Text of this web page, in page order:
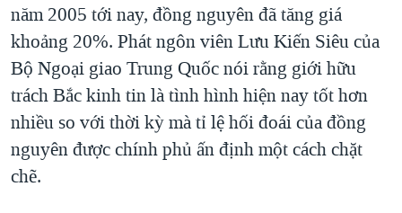
năm 2005 tới nay, đồng nguyên đã tăng giá
khoảng 20%. Phát ngôn viên Lưu Kiến Siêu của
Bộ Ngoại giao Trung Quốc nói rằng giới hữu
trách Bắc kinh tin là tình hình hiện nay tốt hơn
nhiều so với thời kỳ mà tỉ lệ hối đoái của đồng
nguyên được chính phủ ấn định một cách chặt
chẽ.